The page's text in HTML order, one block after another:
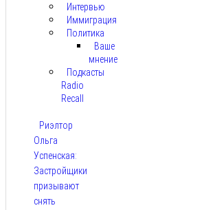
Интервью
Иммиграция
Политика
Ваше
мнение
Подкасты
Radio
Recall
Риэлтор
Ольга
Успенская:
Застройщики
призывают
снять